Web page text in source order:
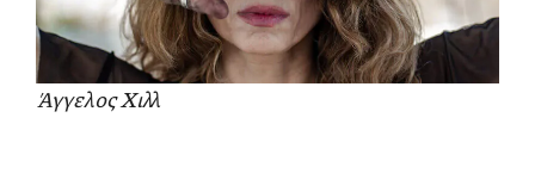
Άγγελος Χιλλ